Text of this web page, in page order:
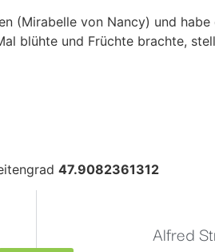
(Mirabelle von Nancy) und
blühte und Früchte brachte,
47.9082361312
Alfred